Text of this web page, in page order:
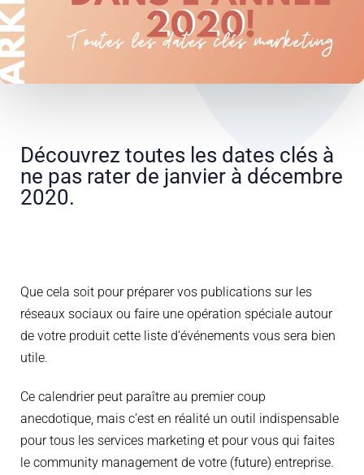
Découvrez toutes les dates clés à
ne pas rater de janvier à décembre
2020.
Que cela soit pour préparer vos publications sur les
réseaux sociaux ou faire une opération spéciale autour
de votre produit cette liste d’événements vous sera bien
utile.
Ce calendrier peut paraître au premier coup
anecdotique, mais c’est en réalité un outil indispensable
pour tous les services marketing et pour vous qui faites
le community management de votre (future) entreprise.